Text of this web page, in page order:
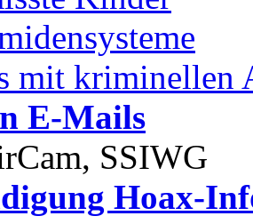
mit kriminellen
E-Mails
SSIWG
Hoax-